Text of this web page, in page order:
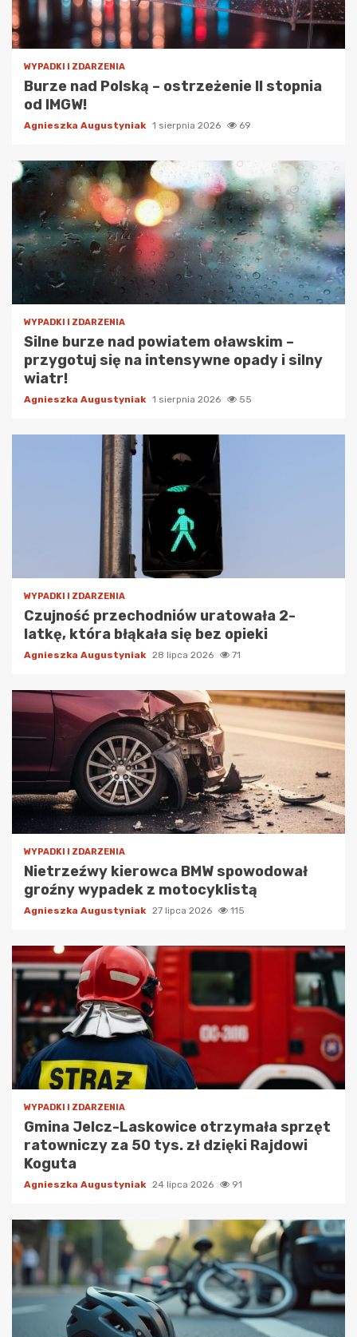
WYPADKI I ZDARZENIA
Burze nad Polską – ostrzeżenie II stopnia
od IMGW!
Agnieszka Augustyniak 1 sierpnia 2026 69
WYPADKI I ZDARZENIA
Silne burze nad powiatem oławskim –
przygotuj się na intensywne opady i silny
wiatr!
Agnieszka Augustyniak 1 sierpnia 2026 55
WYPADKI I ZDARZENIA
Czujność przechodniów uratowała 2-
latkę, która błąkała się bez opieki
Agnieszka Augustyniak 28 lipca 2026 71
WYPADKI I ZDARZENIA
Nietrzeźwy kierowca BMW spowodował
groźny wypadek z motocyklistą
Agnieszka Augustyniak 27 lipca 2026 115
WYPADKI I ZDARZENIA
Gmina Jelcz-Laskowice otrzymała sprzęt
ratowniczy za 50 tys. zł dzięki Rajdowi
Koguta
Agnieszka Augustyniak 24 lipca 2026 91